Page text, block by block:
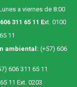
a viernes de 8:00
311 65 11 Ext. 0100
11
ambiental: (+57) 606
606 311 65 11
11 Ext. 0203